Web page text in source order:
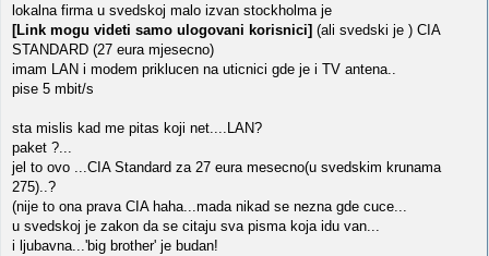
lokalna firma u svedskoj malo izvan stockholma je
[Link mogu videti samo ulogovani korisnici] (ali svedski je ) CIA
STANDARD (27 eura mjesecno)
imam LAN i modem priklucen na uticnici gde je i TV antena..
pise 5 mbit/s
sta mislis kad me pitas koji net....LAN?
paket ?...
jel to ovo ...CIA Standard za 27 eura mesecno(u svedskim krunama
275)..?
(nije to ona prava CIA haha...mada nikad se nezna gde cuce...
u svedskoj je zakon da se citaju sva pisma koja idu van...
i ljubavna...'big brother' je budan!